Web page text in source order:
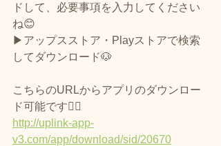
ドして、必要事項を入力してください
ね😊
▶アップスストア・Playストアで検索
してダウンロード🐶
こちらのURLからアプリのダウンロー
ド可能です🙆‍♀️
http://uplink-app-
v3.com/app/download/sid/20670